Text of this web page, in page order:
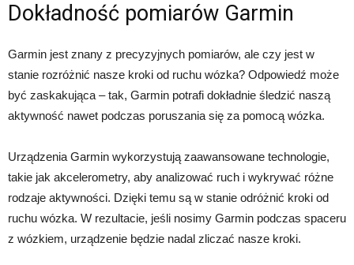
Dokładność pomiarów Garmin
Garmin jest znany z precyzyjnych pomiarów, ale czy jest w
stanie rozróżnić nasze kroki od ruchu wózka? Odpowiedź może
być zaskakująca – tak, Garmin potrafi dokładnie śledzić naszą
aktywność nawet podczas poruszania się za pomocą wózka.
Urządzenia Garmin wykorzystują zaawansowane technologie,
takie jak akcelerometry, aby analizować ruch i wykrywać różne
rodzaje aktywności. Dzięki temu są w stanie odróżnić kroki od
ruchu wózka. W rezultacie, jeśli nosimy Garmin podczas spaceru
z wózkiem, urządzenie będzie nadal zliczać nasze kroki.